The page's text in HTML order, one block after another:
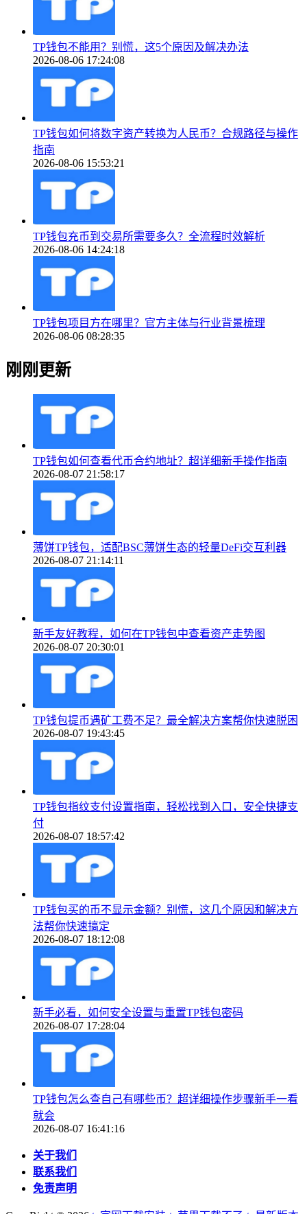
TP钱包不能用？别慌，这5个原因及解决办法
2026-08-06 17:24:08
TP钱包如何将数字资产转换为人民币？合规路径与操作
指南
2026-08-06 15:53:21
TP钱包充币到交易所需要多久？全流程时效解析
2026-08-06 14:24:18
TP钱包项目方在哪里？官方主体与行业背景梳理
2026-08-06 08:28:35
刚刚更新
TP钱包如何查看代币合约地址？超详细新手操作指南
2026-08-07 21:58:17
薄饼TP钱包，适配BSC薄饼生态的轻量DeFi交互利器
2026-08-07 21:14:11
新手友好教程，如何在TP钱包中查看资产走势图
2026-08-07 20:30:01
TP钱包提币遇矿工费不足？最全解决方案帮你快速脱困
2026-08-07 19:43:45
TP钱包指纹支付设置指南，轻松找到入口，安全快捷支
付
2026-08-07 18:57:42
TP钱包买的币不显示金额？别慌，这几个原因和解决方
法帮你快速搞定
2026-08-07 18:12:08
新手必看，如何安全设置与重置TP钱包密码
2026-08-07 17:28:04
TP钱包怎么查自己有哪些币？超详细操作步骤新手一看
就会
2026-08-07 16:41:16
关于我们
联系我们
免责声明